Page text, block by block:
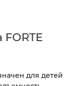
для детей